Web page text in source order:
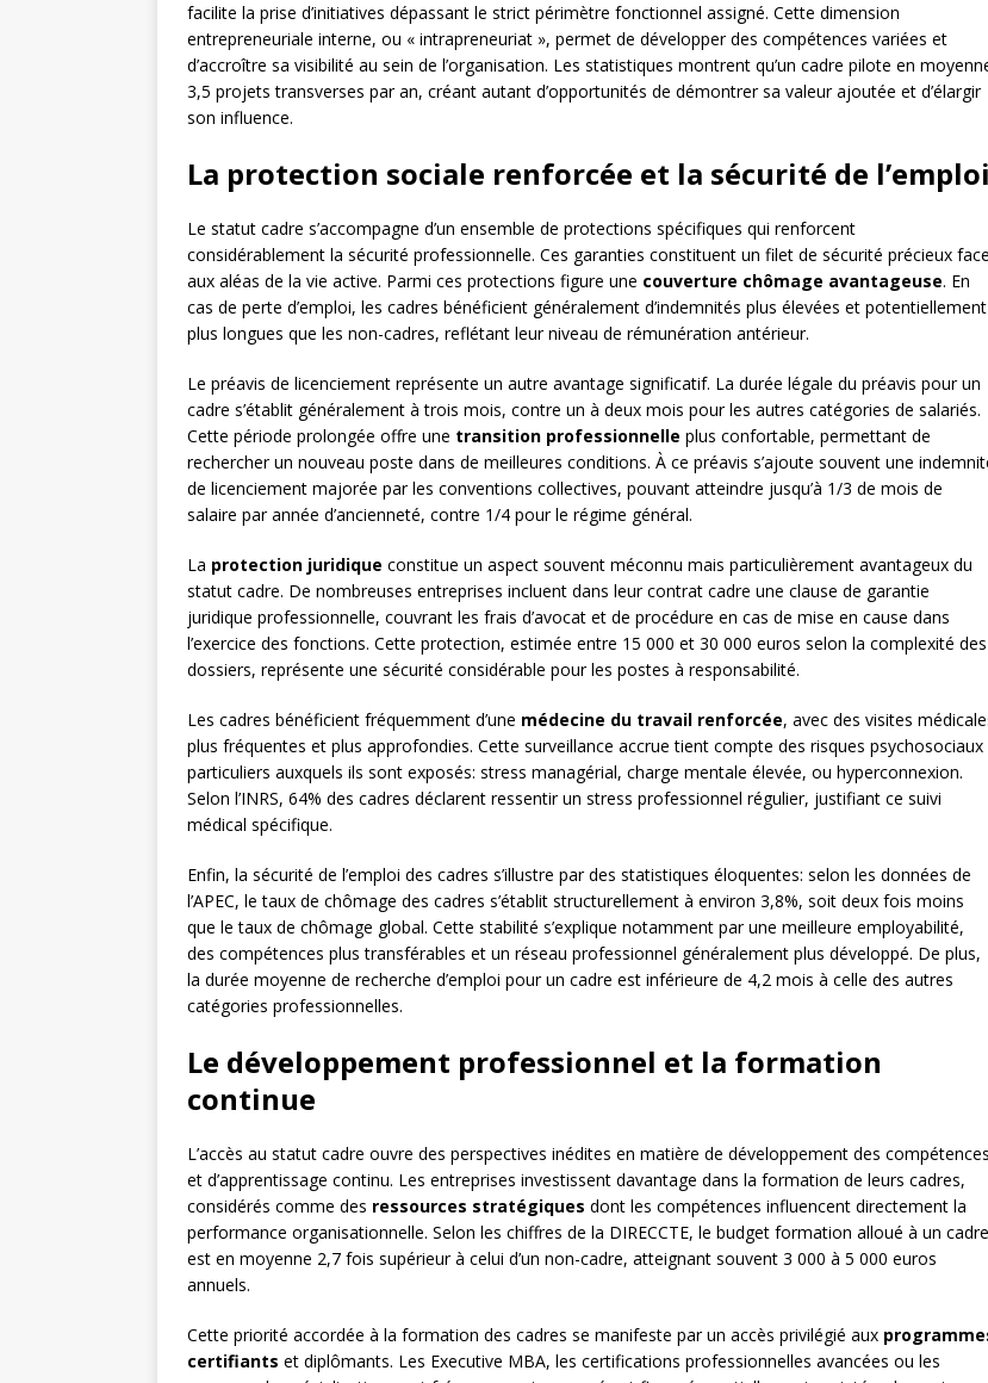
facilite la prise d’initiatives dépassant le strict périmètre fonctionnel assigné. Cette dimension
entrepreneuriale interne, ou « intrapreneuriat », permet de développer des compétences variées et
d’accroître sa visibilité au sein de l’organisation. Les statistiques montrent qu’un cadre pilote en
3,5 projets transverses par an, créant autant d’opportunités de démontrer sa valeur ajoutée et d’élargir
son influence.
La protection sociale renforcée et la sécurité de l’emploi
Le statut cadre s’accompagne d’un ensemble de protections spécifiques qui renforcent
considérablement la sécurité professionnelle. Ces garanties constituent un filet de sécurité précieux face
aux aléas de la vie active. Parmi ces protections figure une couverture chômage avantageuse. En
cas de perte d’emploi, les cadres bénéficient généralement d’indemnités plus élevées et potentiellement
plus longues que les non-cadres, reflétant leur niveau de rémunération antérieur.
Le préavis de licenciement représente un autre avantage significatif. La durée légale du préavis pour un
cadre s’établit généralement à trois mois, contre un à deux mois pour les autres catégories de salariés.
Cette période prolongée offre une transition professionnelle plus confortable, permettant de
rechercher un nouveau poste dans de meilleures conditions. À ce préavis s’ajoute souvent une
de licenciement majorée par les conventions collectives, pouvant atteindre jusqu’à 1/3 de mois de
salaire par année d’ancienneté, contre 1/4 pour le régime général.
La protection juridique constitue un aspect souvent méconnu mais particulièrement avantageux du
statut cadre. De nombreuses entreprises incluent dans leur contrat cadre une clause de garantie
juridique professionnelle, couvrant les frais d’avocat et de procédure en cas de mise en cause dans
l’exercice des fonctions. Cette protection, estimée entre 15 000 et 30 000 euros selon la complexité des
dossiers, représente une sécurité considérable pour les postes à responsabilité.
Les cadres bénéficient fréquemment d’une médecine du travail renforcée, avec des visites
plus fréquentes et plus approfondies. Cette surveillance accrue tient compte des risques psychosociaux
particuliers auxquels ils sont exposés: stress managérial, charge mentale élevée, ou hyperconnexion.
Selon l’INRS, 64% des cadres déclarent ressentir un stress professionnel régulier, justifiant ce suivi
médical spécifique.
Enfin, la sécurité de l’emploi des cadres s’illustre par des statistiques éloquentes: selon les données de
l’APEC, le taux de chômage des cadres s’établit structurellement à environ 3,8%, soit deux fois moins
que le taux de chômage global. Cette stabilité s’explique notamment par une meilleure employabilité,
des compétences plus transférables et un réseau professionnel généralement plus développé. De plus,
la durée moyenne de recherche d’emploi pour un cadre est inférieure de 4,2 mois à celle des autres
catégories professionnelles.
Le développement professionnel et la formation
continue
L’accès au statut cadre ouvre des perspectives inédites en matière de développement des compétences
et d’apprentissage continu. Les entreprises investissent davantage dans la formation de leurs cadres,
considérés comme des ressources stratégiques dont les compétences influencent directement la
performance organisationnelle. Selon les chiffres de la DIRECCTE, le budget formation alloué à un cadre
est en moyenne 2,7 fois supérieur à celui d’un non-cadre, atteignant souvent 3 000 à 5 000 euros
annuels.
Cette priorité accordée à la formation des cadres se manifeste par un accès privilégié aux
certifiants et diplômants. Les Executive MBA, les certifications professionnelles avancées ou les